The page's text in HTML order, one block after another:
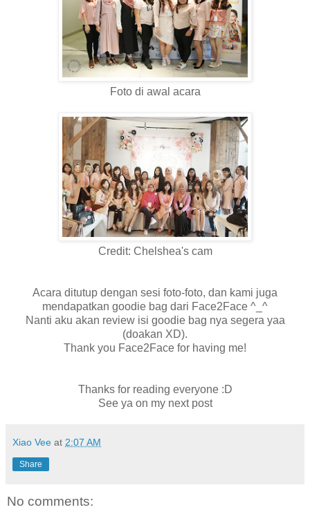
Foto di awal acara
Credit: Chelshea's cam
Acara ditutup dengan sesi foto-foto, dan kami juga
mendapatkan goodie bag dari Face2Face ^_^
Nanti aku akan review isi goodie bag nya segera yaa
(doakan XD).
Thank you Face2Face for having me!
Thanks for reading everyone :D
See ya on my next post
Xiao Vee at 2:07 AM
Share
No comments: